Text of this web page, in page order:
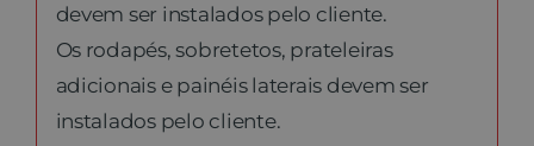
devem ser instalados pelo cliente.
Os rodapés, sobretetos, prateleiras
adicionais e painéis laterais devem ser
instalados pelo cliente.